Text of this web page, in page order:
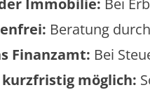
Immobilie: Bei
Beratung
Finanzamt: Bei
möglich: